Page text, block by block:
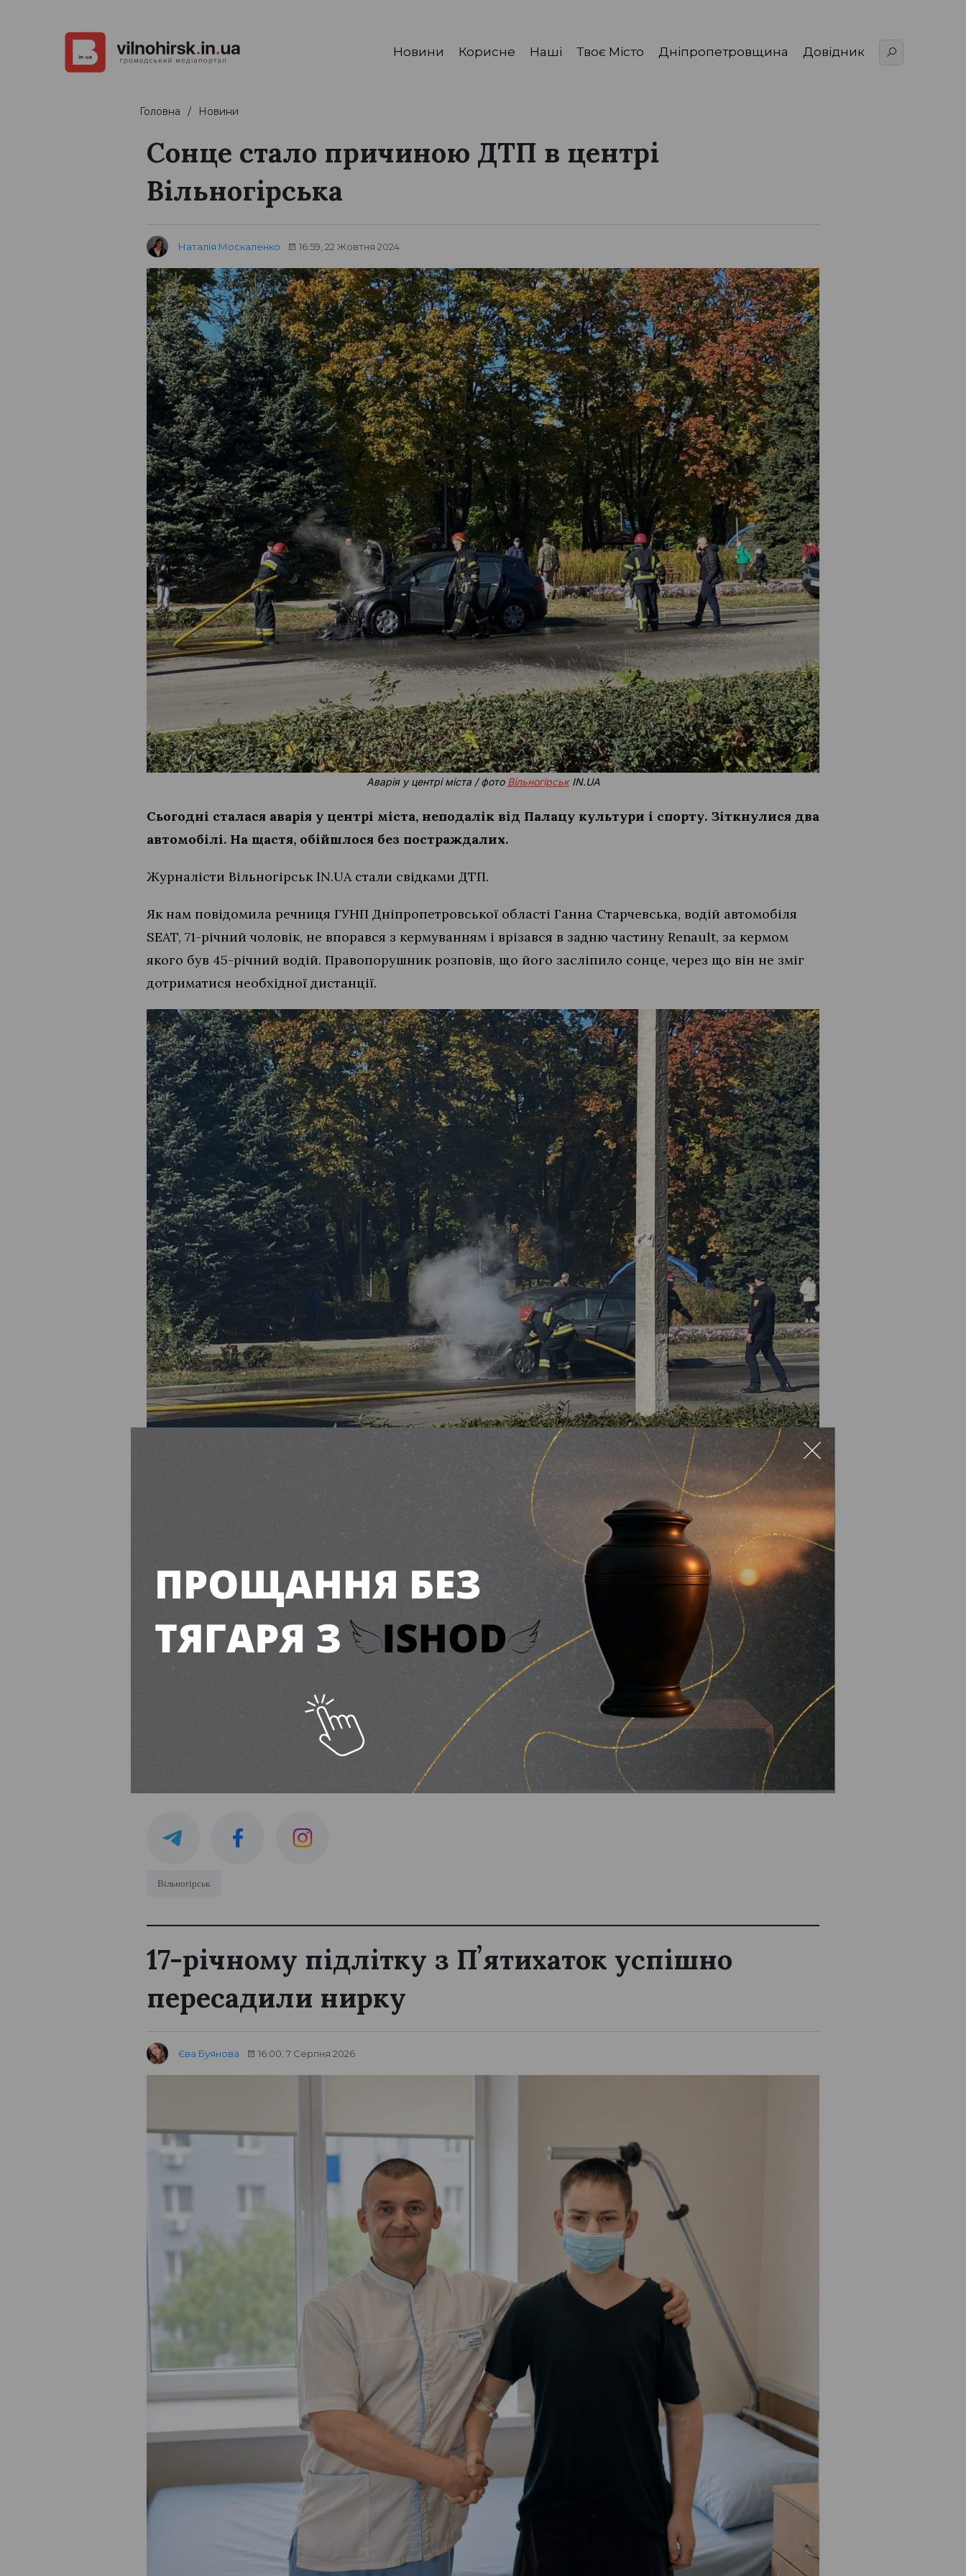
Новини Корисне Наші Твоє Місто Дніпропетровщина Довідник
Головна Новини
Сонце стало причиною ДТП в центрі
Вільногірська
Наталія Москаленко 16:59, 22 Жовтня 2024
Аварія у центрі міста / фото ВільногірськIN.UA
Сьогодні сталася аварія у центрі міста, неподалік від Палацу культури і спорту. Зіткнулися два
автомобілі. На щастя, обійшлося без постраждалих.
Журналісти Вільногірськ IN.UA стали свідками ДТП.
Як нам повідомила речниця ГУНП Дніпропетровської області Ганна Старчевська, водій автомобіля
SEAT, 71-річний чоловік, не впорався з кермуванням і врізався в задню частину Renault, за кермом
якого був 45-річний водій. Правопорушник розповів, що його засліпило сонце, через що він не зміг
дотриматися необхідної дистанції.
На місце оперативно виїхали рятувальники та поліція. Внаслідок зіткнення передня частина SEAT
загорілася. Місцеві жителі, які перебували поруч, намагалися загасити вогонь, але остаточно
впоратися з ним вдалося лише пожежникам, які швидко прибули на місце події.
Правоохоронці виписали адміністративний протокол за статтею 124 КУпАП і вкотре закликали водіїв
і пасажирів бути обережними на дорогах міста.
Згоріло 97 га екосистем: на Дніпропетровщині діє пожежонебезпечний період
У Петриківській ТГ загорівся автомобіль після ДТП
Вільногірськ
17-річному підлітку з Пʼятихаток успішно
пересадили нирку
Єва Буянова 16:00, 7 Серпня 2026